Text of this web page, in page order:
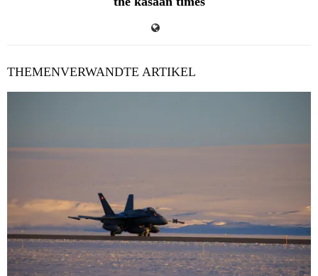
THEMENVERWANDTE ARTIKEL